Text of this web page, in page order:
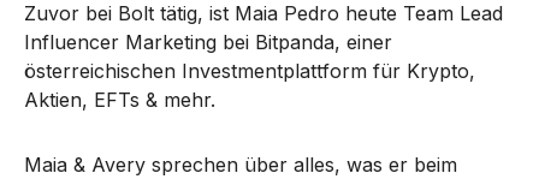
Zuvor bei Bolt tätig, ist Maia Pedro heute Team Lead
Influencer Marketing bei Bitpanda, einer
österreichischen Investmentplattform für Krypto,
Aktien, EFTs & mehr.
Maia & Avery sprechen über alles, was er beim